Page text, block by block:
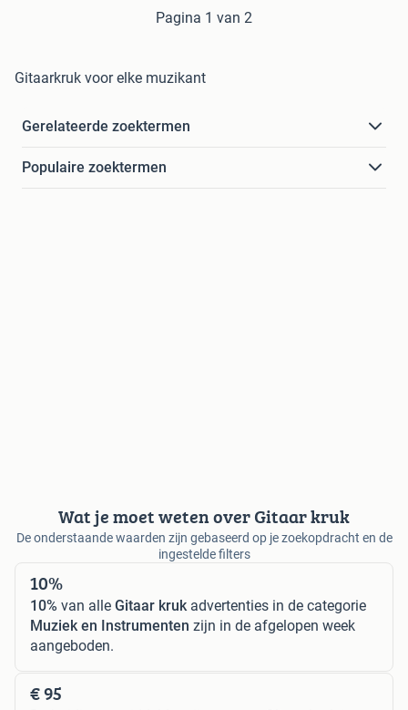
Pagina 1 van 2
Gitaarkruk voor elke muzikant
Gerelateerde zoektermen
Populaire zoektermen
Wat je moet weten over Gitaar kruk
De onderstaande waarden zijn gebaseerd op je zoekopdracht en de
ingestelde filters
10%
10% van alle Gitaar krukadvertenties in de categorie
Muziek en Instrumenten zijn in de afgelopen week
aangeboden.
€ 95